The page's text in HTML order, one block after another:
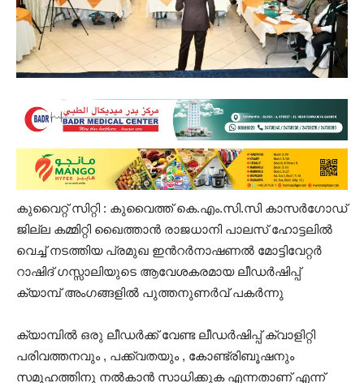
കുവൈറ്റ്‌ സിറ്റി : കുവൈത്ത് കെ.എം.സി.സി കാസർഗോഡ്
ജില്ല കമ്മിറ്റി ഖൈത്താൻ രാജധാനി പാലസ് ഹോട്ടലിൽ
വെച്ച് നടത്തിയ പ്രമുഖ ഇൻറർനാഷണൽ മോട്ടിവേറ്റർ
റാഷിദ് ഗസ്സാലിയുടെ ആവേശകരമായ ലീഡർഷിപ്പ്
ക്യാമ്പ് അംഗങ്ങളിൽ പുത്തനുണർവ് പകർന്നു
ക്യാമ്പിൽ ഒരു ലീഡർക്ക് വേണ്ട ലീഡർഷിപ്പ് ക്വാളിറ്റി
പരിവത്തനവും , പക്ക്വതയും , കോണ്ട്രിബൂഷനും
സമൂഹത്തിനു നൽകാൻ സാധിക്കുക എന്നതാണ് എന്ന്